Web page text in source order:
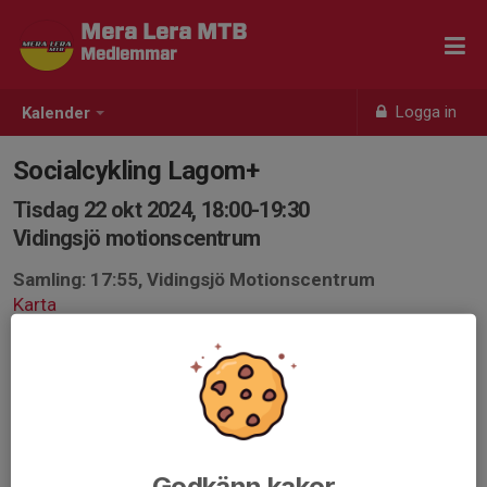
Kalender Logga in
Mera Lera MTB
Medlemmar
Socialcykling Lagom+
Tisdag 22 okt 2024, 18:00-19:30
Vidingsjö motionscentrum
Samling: 17:55, Vidingsjö Motionscentrum
Karta
Ny gruppindelning från oktober för tisdagsträningarna.
Man anmäler sig som vanligt men antingen till Lagom
eller Lagom+ då vi senaste tiden varit så många att det
blir svårt att cykla i storgrupp i mörker halka och snart